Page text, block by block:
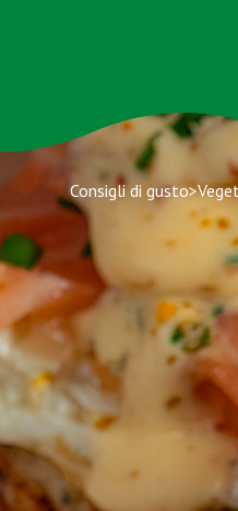
Consigli di gusto>